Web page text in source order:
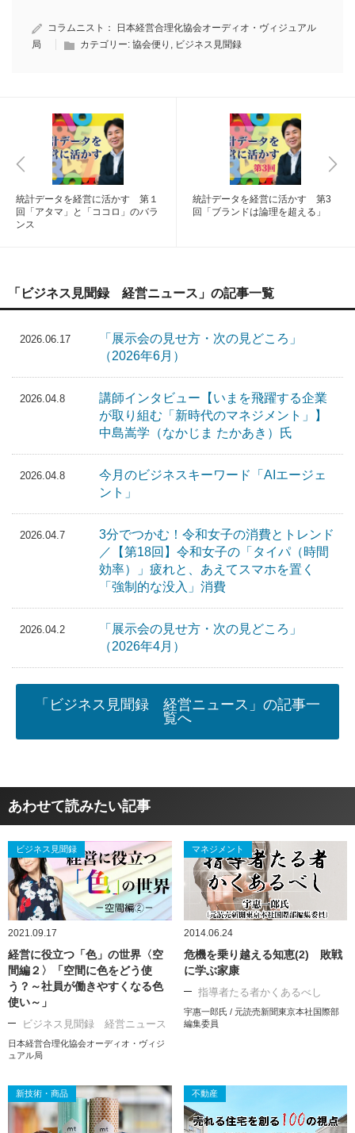
コラムニスト：
日本経営合理化協会オーディオ・ヴィジュアル
局
カテゴリー: 協会便り , ビジネス見聞録
統計データを経営に活かす 第１
回「アタマ」と「ココロ」のバラ
ンス
統計データを経営に活かす 第3
回「ブランドは論理を超える」
「ビジネス見聞録 経営ニュース」の記事一覧
2026.06.17
「展示会の見せ方・次の見どころ」
（2026年6月）
2026.04.8
講師インタビュー【いまを飛躍する企業
が取り組む「新時代のマネジメント」】
中島嵩学（なかじま たかあき）氏
2026.04.8
今月のビジネスキーワード「AIエージェ
ント」
2026.04.7
3分でつかむ！令和女子の消費とトレンド
／【第18回】令和女子の「タイパ（時間
効率）」疲れと、あえてスマホを置く
「強制的な没入」消費
2026.04.2
「展示会の見せ方・次の見どころ」
（2026年4月）
「ビジネス見聞録 経営ニュース」の記事一
覧へ
あわせて読みたい記事
ビジネス見聞録
2021.09.17
経営に役立つ「色」の世界〈空
間編２〉「空間に色をどう使
う？～社員が働きやすくなる色
使い～」
ビジネス見聞録 経営ニュース
日本経営合理化協会オーディオ・ヴィジ
ュアル局
マネジメント
2014.06.24
危機を乗り越える知恵(2) 敗戦
に学ぶ家康
指導者たる者かくあるべし
宇惠一郎氏 / 元読売新聞東京本社国際部
編集委員
新技術・商品 不動産